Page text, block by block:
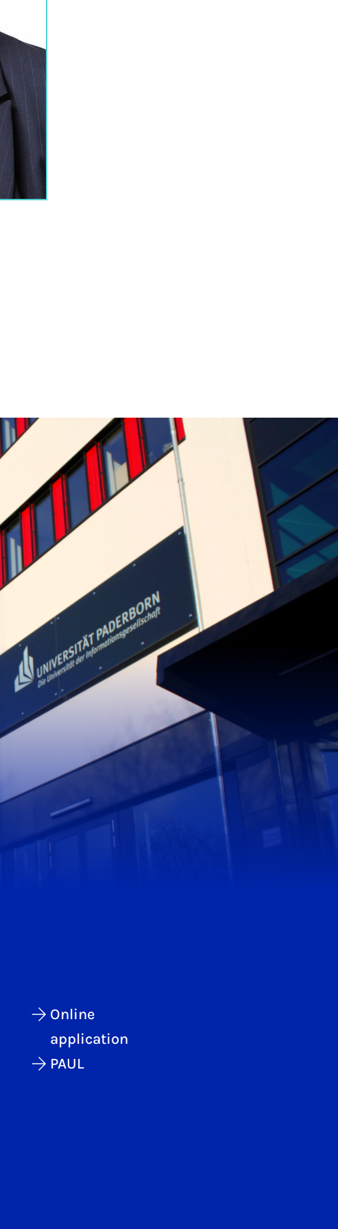
Online
application
PAUL